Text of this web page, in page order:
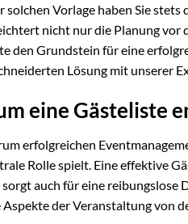
solchen Vorlage haben Sie
nicht nur die Planung vor
den Grundstein für eine
Lösung mit unserer
eine Gästeliste
erfolgreichen
Rolle spielt. Eine effektive
auch für eine reibungslose
Aspekte der Veranstaltung von